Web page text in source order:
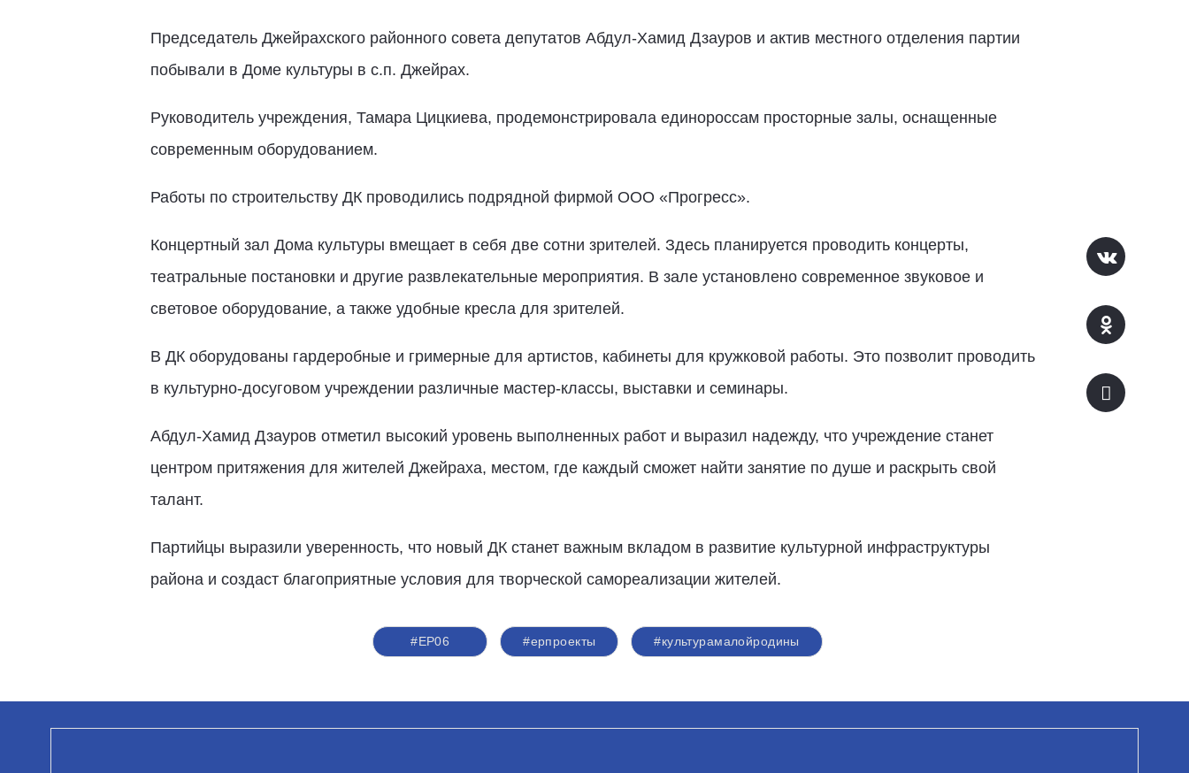
Председатель Джейрахского районного совета депутатов Абдул-Хамид Дзауров и актив местного отделения партии
побывали в Доме культуры в с.п. Джейрах.
Руководитель учреждения, Тамара Цицкиева, продемонстрировала единороссам просторные залы, оснащенные
современным оборудованием.
Работы по строительству ДК проводились подрядной фирмой ООО «Прогресс».
Концертный зал Дома культуры вмещает в себя две сотни зрителей. Здесь планируется проводить концерты,
театральные постановки и другие развлекательные мероприятия. В зале установлено современное звуковое и
световое оборудование, а также удобные кресла для зрителей.
В ДК оборудованы гардеробные и гримерные для артистов, кабинеты для кружковой работы. Это позволит проводить
в культурно-досуговом учреждении различные мастер-классы, выставки и семинары.
Абдул-Хамид Дзауров отметил высокий уровень выполненных работ и выразил надежду, что учреждение станет
центром притяжения для жителей Джейраха, местом, где каждый сможет найти занятие по душе и раскрыть свой
талант.
Партийцы выразили уверенность, что новый ДК станет важным вкладом в развитие культурной инфраструктуры
района и создаст благоприятные условия для творческой самореализации жителей.
#ЕР06 #ерпроекты #культурамалойродины